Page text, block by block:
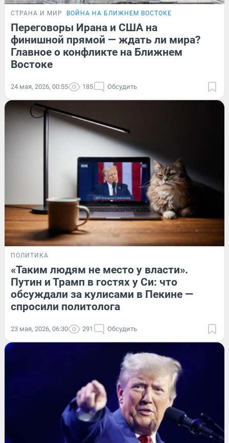
СТРАНА И МИР ВОЙНА НА БЛИЖНЕМ ВОСТОКЕ
Переговоры Ирана и США на
финишной прямой — ждать ли мира?
Главное о конфликте на Ближнем
Востоке
24 мая, 2026, 00:55 185 Обсудить
ПОЛИТИКА
«Таким людям не место у власти».
Путин и Трамп в гостях у Си: что
обсуждали за кулисами в Пекине —
спросили политолога
23 мая, 2026, 06:30 291 Обсудить